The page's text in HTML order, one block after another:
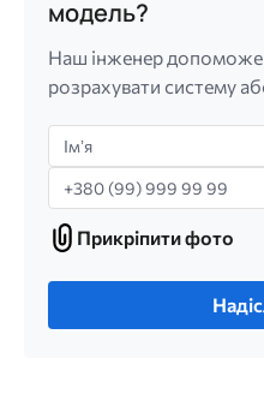
модель?
Наш інженер допоможе
розрахувати систему
Імʼя
Телефон
Прикріпити
фото
Прикріпити фото
Лише